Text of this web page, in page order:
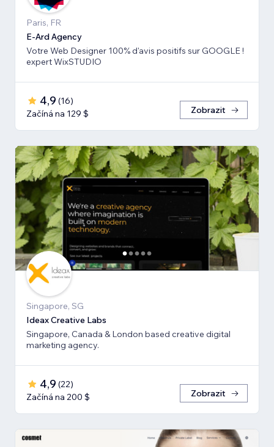
Paris, FR
E-Ard Agency
Votre Web Designer 100% d'avis positifs sur GOOGLE !
expert WixSTUDIO
4,9 (16)
Začíná na 129 $
Zobrazit
Singapore, SG
Ideax Creative Labs
Singapore, Canada & London based creative digital
marketing agency.
4,9 (22)
Začíná na 200 $
Zobrazit